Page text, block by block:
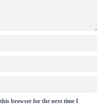
browser for the next time I